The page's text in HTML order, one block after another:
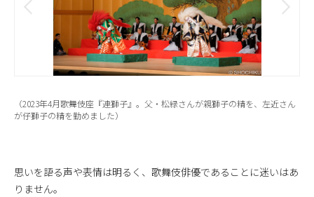
（2023年4月歌舞伎座『連獅子』。父・松緑さんが親獅子の精を、左近さん
が仔獅子の精を勤めました）
思いを語る声や表情は明るく、歌舞伎俳優であることに迷いはあ
りません。